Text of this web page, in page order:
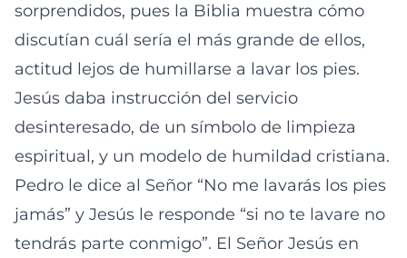
sorprendidos, pues la Biblia muestra cómo
discutían cuál sería el más grande de ellos,
actitud lejos de humillarse a lavar los pies.
Jesús daba instrucción del servicio
desinteresado, de un símbolo de limpieza
espiritual, y un modelo de humildad cristiana.
Pedro le dice al Señor “No me lavarás los pies
jamás” y Jesús le responde “si no te lavare no
tendrás parte conmigo”. El Señor Jesús en